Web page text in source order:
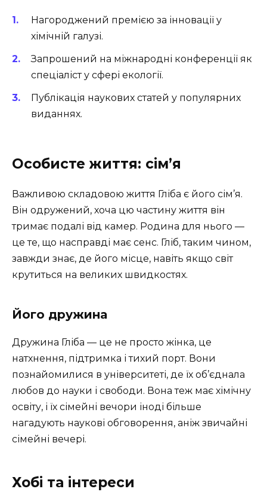
Нагороджений премією за інновації у
хімічній галузі.
Запрошений на міжнародні конференції як
спеціаліст у сфері екології.
Публікація наукових статей у популярних
виданнях.
Особисте життя: сім’я
Важливою складовою життя Гліба є його сім’я.
Він одружений, хоча цю частину життя він
тримає подалі від камер. Родина для нього —
це те, що насправді має сенс. Гліб, таким чином,
завжди знає, де його місце, навіть якщо світ
крутиться на великих швидкостях.
Його дружина
Дружина Гліба — це не просто жінка, це
натхнення, підтримка і тихий порт. Вони
познайомилися в університеті, де їх об’єднала
любов до науки і свободи. Вона теж має хімічну
освіту, і їх сімейні вечори іноді більше
нагадують наукові обговорення, аніж звичайні
сімейні вечері.
Хобі та інтереси